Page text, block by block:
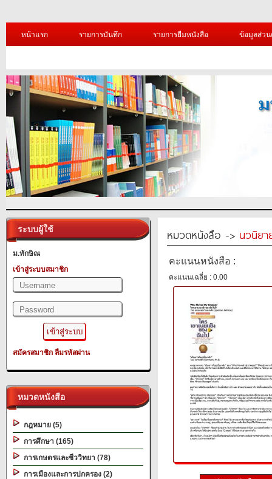
หน้าแรก รายการบันทึก รายการยืมหนังสือ ข้อมูลส่ว
ระบบผู้ใช้
ม.ทักษิณ
เข้าสู่ระบบสมาชิก
สมัครสมาชิก ลืมรหัสผ่าน
หมวดหนังสือ
กฎหมาย (5)
การศึกษา (165)
การเกษตรและชีววิทยา (78)
การเมืองและการปกครอง (2)
หมวดหนังสือ -> นวนิยา
คะแนนหนังสือ :
คะแนนเฉลี่ย : 0.00